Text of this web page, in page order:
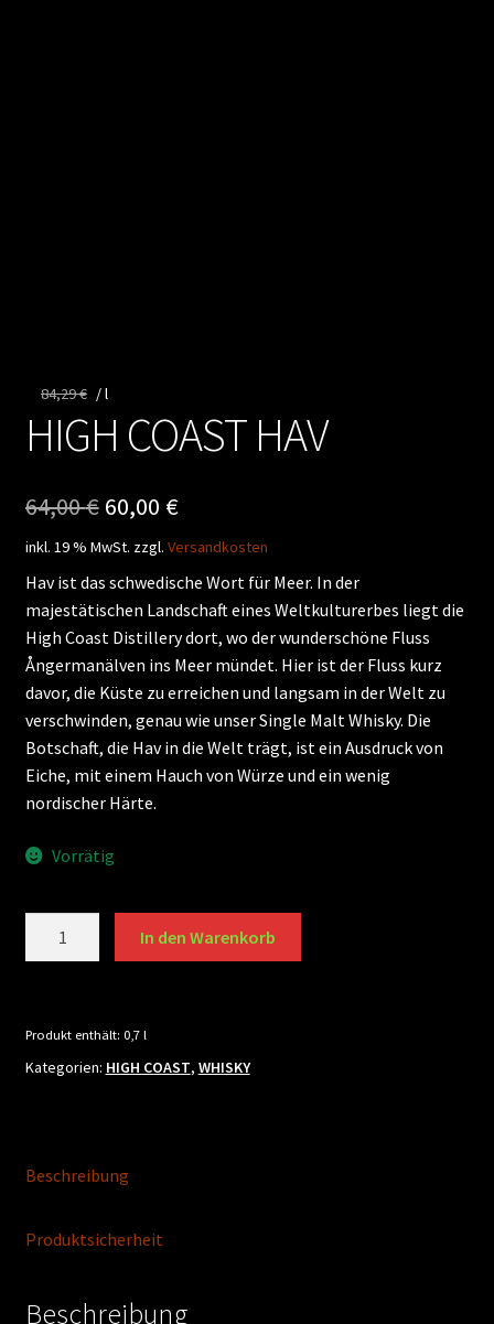
84,29€ /l
HIGH COAST HAV
64,00€ Ursprünglicher
Preis
war:
64,00 €
60,00 €Aktueller
Preis
ist:
60,00 €.
inkl. 19 % MwSt. zzgl. Versandkosten
Hav ist das schwedische Wort für Meer. In der
majestätischen Landschaft eines Weltkulturerbes liegt die
High Coast Distillery dort, wo der wunderschöne Fluss
Ångermanälven ins Meer mündet. Hier ist der Fluss kurz
davor, die Küste zu erreichen und langsam in der Welt zu
verschwinden, genau wie unser Single Malt Whisky. Die
Botschaft, die Hav in die Welt trägt, ist ein Ausdruck von
Eiche, mit einem Hauch von Würze und ein wenig
nordischer Härte.
Vorrätig
In den Warenkorb
Produkt enthält: 0,7 l
Kategorien: HIGH COAST, WHISKY
Beschreibung
Produktsicherheit
Beschreibung